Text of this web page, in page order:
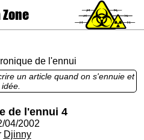
Zone
de l'ennui
un article quand on s'ennuie et
de l'ennui 4
04/2002
Djinny